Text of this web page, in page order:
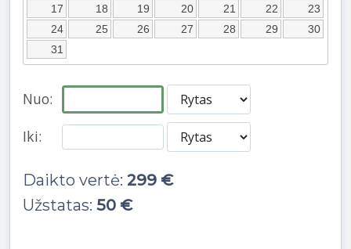
17
18 19 20 21 22
23
24
25 26 27 28 29
30
31
Nuo:
Iki:
Daikto vertė: 299 €
Užstatas: 50 €